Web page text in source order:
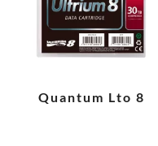
Quantum Lto 8